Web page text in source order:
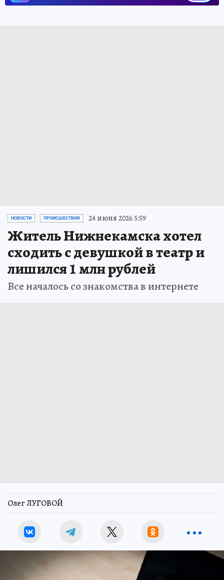
НОВОСТИ ПРОИСШЕСТВИЯ 24 июня 2026 5:59
Житель Нижнекамска хотел
сходить с девушкой в театр и
лишился 1 млн рублей
Все началось со знакомства в интернете
Олег ЛУГОВОЙ